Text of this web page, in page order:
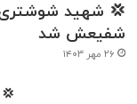
💢 شهید شوشتری
شفیعش شد
۲۶ مهر ۱۴۰۳